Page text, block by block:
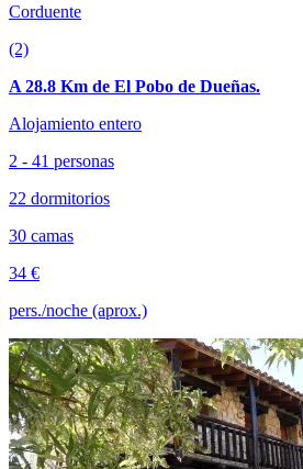
Corduente
(2)
A 28.8 Km de El Pobo de Dueñas.
Alojamiento entero
2 - 41 personas
22 dormitorios
30 camas
34 €
pers./noche (aprox.)